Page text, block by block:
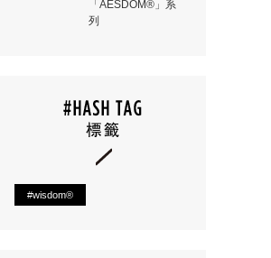
「AESDOM®」系
列
#wisdom®